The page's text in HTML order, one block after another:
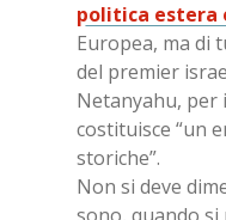
politica estera
Europea, ma di
del premier
Netanyahu, per
costituisce “un
storiche”.
Non si deve